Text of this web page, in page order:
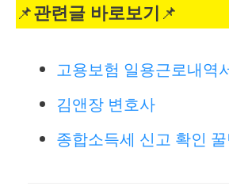
📌관련글 바로보기 📌
고용보험 일용근로내역
김앤장 변호사
종합소득세 신고 확인 꿀